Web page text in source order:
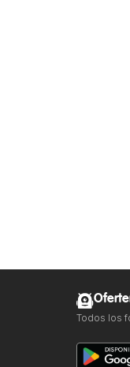
Todos los